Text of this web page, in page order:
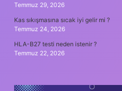
Temmuz 29, 2026
Kas sıkışmasına sıcak iyi gelir mi ?
Temmuz 24, 2026
HLA-B27 testi neden istenir ?
Temmuz 22, 2026